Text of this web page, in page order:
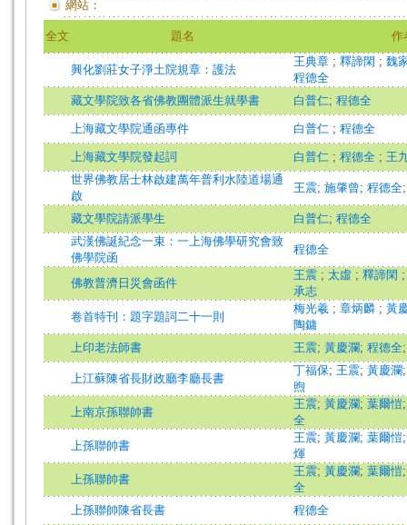
網站：
全文 題名 作
興化劉莊女子淨土院規章：護法
王典章 ; 釋諦閑 ; 魏
程德全
藏文學院致各省佛教團體派生就學書
白普仁; 程德全
上海藏文學院通函專件 白普仁 ; 程德全
上海藏文學院發起詞 白普仁 ; 程德全 ; 王
世界佛教居士林啟建萬年普利水陸道場通
啟
王震; 施肇曾; 程德全
藏文學院請派學生 白普仁; 程德全
武漢佛誕紀念一束：一上海佛學研究會致
佛學院函
程德全
佛教普濟日災會函件
王震 ; 太虛 ; 釋諦閑
承志
卷首特刊：題字題詞二十一則
梅光羲 ; 章炳麟 ; 黃
陶鏞
上印老法師書
王震; 黃慶瀾; 程德全
上江蘇陳省長財政廳李廳長書
丁福保; 王震; 黃慶瀾
煦
上南京孫聯帥書
王震; 黃慶瀾; 葉爾愷
全
上孫聯帥書
王震; 黃慶瀾; 葉爾愷
煇
上孫聯帥書
王震; 黃慶瀾; 葉爾愷
全
上孫聯帥陳省長書
程德全